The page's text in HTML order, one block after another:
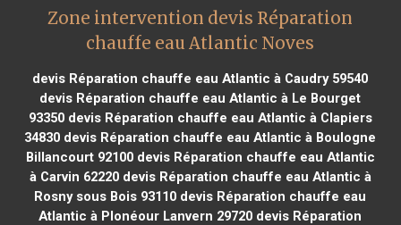
Zone intervention devis Réparation
chauffe eau Atlantic Noves
devis Réparation chauffe eau Atlantic à Caudry 59540
devis Réparation chauffe eau Atlantic à Le Bourget
93350devis Réparation chauffe eau Atlantic à Clapiers
34830 devis Réparation chauffe eau Atlantic à Boulogne
Billancourt 92100devis Réparation chauffe eau Atlantic
à Carvin 62220devis Réparation chauffe eau Atlantic à
Rosny sous Bois 93110 devis Réparation chauffe eau
Atlantic à Plonéour Lanvern 29720 devis Réparation